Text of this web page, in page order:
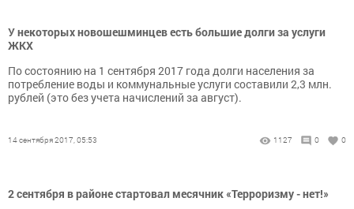
У некоторых новошешминцев есть большие долги за услуги
ЖКХ
По состоянию на 1 сентября 2017 года долги населения за
потребление воды и коммунальные услуги составили 2,3 млн.
рублей (это без учета начислений за август).
14 сентября 2017, 05:53 1127 0 0
2 сентября в районе стартовал месячник «Терроризму - нет!»